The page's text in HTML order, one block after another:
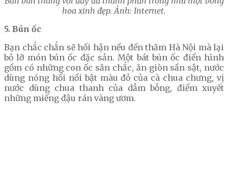
hoa xinh đẹp. Ảnh: Internet.
5. Bún ốc
Bạn chắc chắn sẽ hối hận nếu đến thăm Hà Nội mà lại
bỏ lỡ món bún ốc đặc sản. Một bát bún ốc điển hình
gồm có những con ốc săn chắc, ăn giòn sần sật, nước
dùng nóng hổi nổi bật màu đỏ của cà chua chưng, vị
nước dùng chua thanh của dẫm bỗng, điểm xuyết
những miếng đậu rán vàng ươm.